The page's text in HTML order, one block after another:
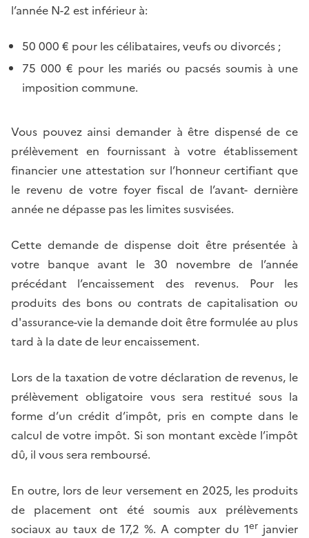
l’année N-2 est inférieur à:
50 000 € pour les célibataires, veufs ou divorcés ;
75 000 € pour les mariés ou pacsés soumis à une
imposition commune.
Vous pouvez ainsi demander à être dispensé de ce
prélèvement en fournissant à votre établissement
financier une attestation sur l’honneur certifiant que
le revenu de votre foyer fiscal de l’avant- dernière
année ne dépasse pas les limites susvisées.
Cette demande de dispense doit être présentée à
votre banque avant le 30 novembre de l’année
précédant l’encaissement des revenus. Pour les
produits des bons ou contrats de capitalisation ou
d'assurance-vie la demande doit être formulée au plus
tard à la date de leur encaissement.
Lors de la taxation de votre déclaration de revenus, le
prélèvement obligatoire vous sera restitué sous la
forme d’un crédit d’impôt, pris en compte dans le
calcul de votre impôt. Si son montant excède l’impôt
dû, il vous sera remboursé.
En outre, lors de leur versement en 2025, les produits
de placement ont été soumis aux prélèvements
sociaux au taux de 17,2 %. A compter du 1er janvier